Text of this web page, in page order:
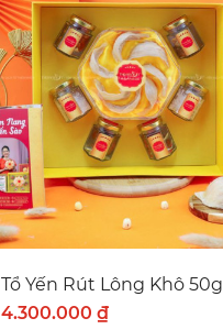
Tổ Yến Rút Lông Khô
4.300.000 ₫